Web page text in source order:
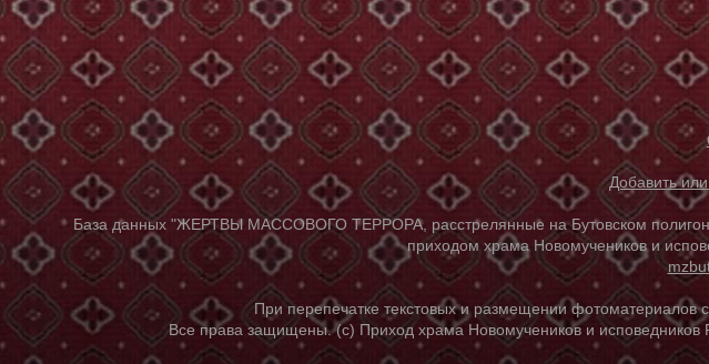
Добавить
База данных "ЖЕРТВЫ МАССОВОГО ТЕРРОРА, расстрелянные на Бутовском
приходом храма Новомучеников и
При перепечатке текстовых и размещении фотоматериалов
Все права защищены. (с) Приход храма Новомучеников и исповедников